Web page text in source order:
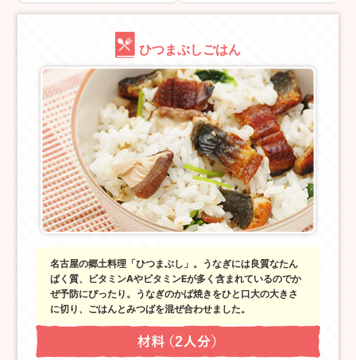
ひつまぶしごはん
名古屋の郷土料理「ひつまぶし」。うなぎには良質なたん
ぱく質、ビタミンAやビタミンEが多く含まれているのでか
ぜ予防にぴったり。うなぎのかば焼きをひと口大の大きさ
に切り、ごはんとみつばを混ぜ合わせました。